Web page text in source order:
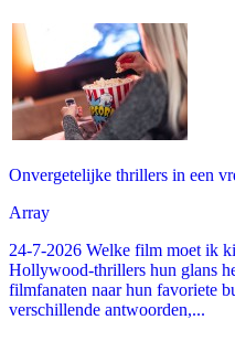
Onvergetelijke thrillers in een
Array
24-7-2026 Welke film moet ik
Hollywood-thrillers hun glans
filmfanaten naar hun favoriete
verschillende antwoorden,...